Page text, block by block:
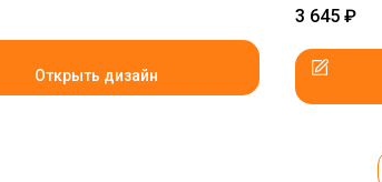
Открыть дизайн
3 645 ₽